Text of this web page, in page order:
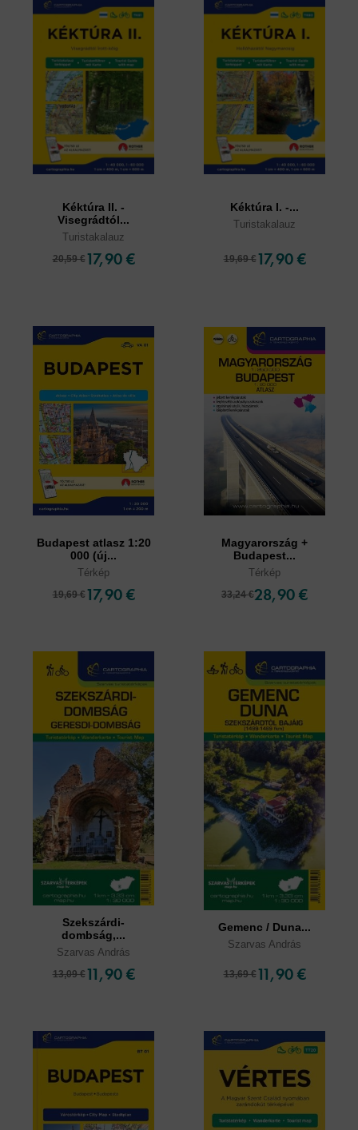
Kéktúra II. -
Visegrádtól...
Turistakalauz
20,59 € 17,90 €
Kéktúra I. -...
Turistakalauz
19,69 € 17,90 €
Budapest atlasz 1:20
000 (új...
Térkép
19,69 € 17,90 €
Magyarország +
Budapest...
Térkép
33,24 €28,90 €
Szekszárdi-
dombság,...
Szarvas András
13,09 € 11,90 €
Gemenc / Duna...
Szarvas András
13,69 € 11,90 €